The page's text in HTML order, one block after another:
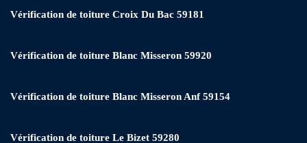
Vérification de toiture Croix Du Bac 59181
Vérification de toiture Blanc Misseron 59920
Vérification de toiture Blanc Misseron Anf 59154
Vérification de toiture Le Bizet 59280